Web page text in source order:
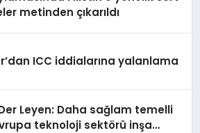
metinden çıkarıldı
ICC iddialarına yalanlama
Leyen: Daha sağlam temelli
teknoloji sektörü inşa